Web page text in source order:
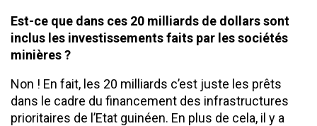
Est-ce que dans ces 20 milliards de dollars sont
inclus les investissements faits par les sociétés
minières ?
Non ! En fait, les 20 milliards c’est juste les prêts
dans le cadre du financement des infrastructures
prioritaires de l’Etat guinéen. En plus de cela, il y a